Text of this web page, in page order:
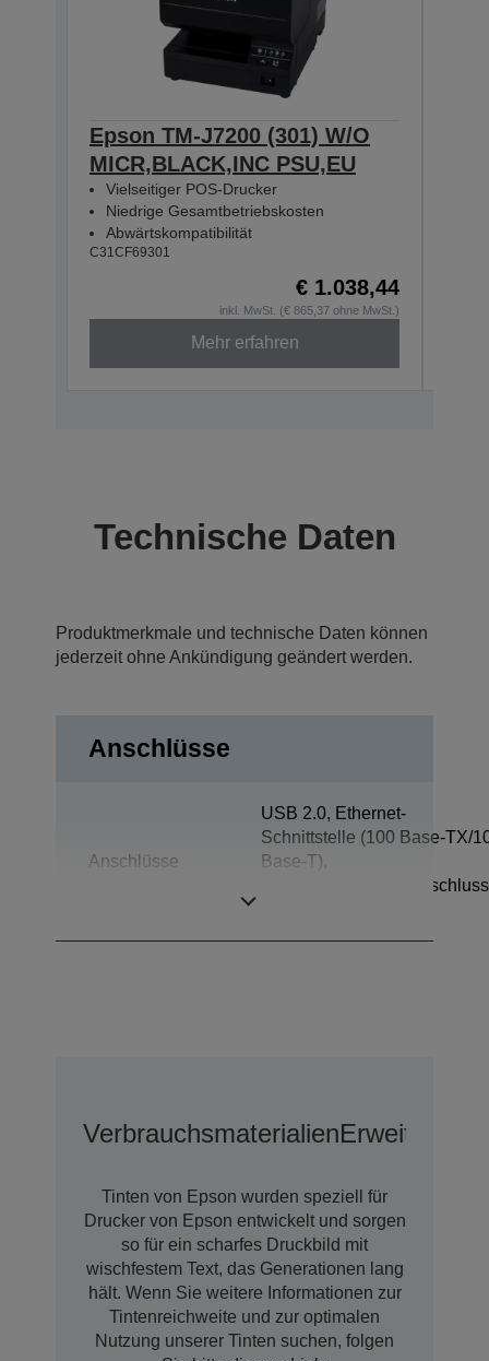
Epson TM-J7200 (301) W/O
MICR,BLACK,INC PSU,EU
Vielseitiger POS-Drucker
Niedrige Gesamtbetriebskosten
Abwärtskompatibilität
C31CF69301
€ 1.038,44
inkl. MwSt. (€ 865,37 ohne MwSt.)
Mehr erfahren
Technische Daten
Produktmerkmale und technische Daten können
jederzeit ohne Ankündigung geändert werden.
Anschlüsse
Anschlüsse
USB 2.0, Ethernet-
Schnittstelle (100 Base-TX/
Base-T),
VerbrauchsmaterialienErweiterte
Tinten von Epson wurden speziell für
Drucker von Epson entwickelt und sorgen
so für ein scharfes Druckbild mit
wischfestem Text, das Generationen lang
hält. Wenn Sie weitere Informationen zur
Tintenreichweite und zur optimalen
Nutzung unserer Tinten suchen, folgen